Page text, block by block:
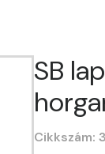
SB
Cikkszám: